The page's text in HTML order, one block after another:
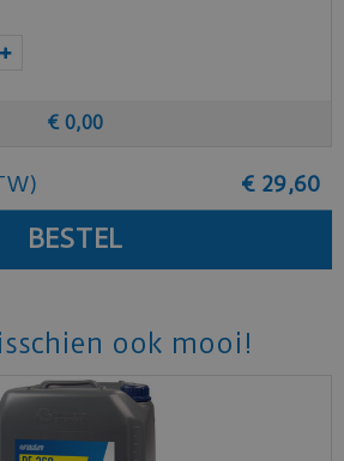
€ 0,00
€ 29,60
ook mooi!